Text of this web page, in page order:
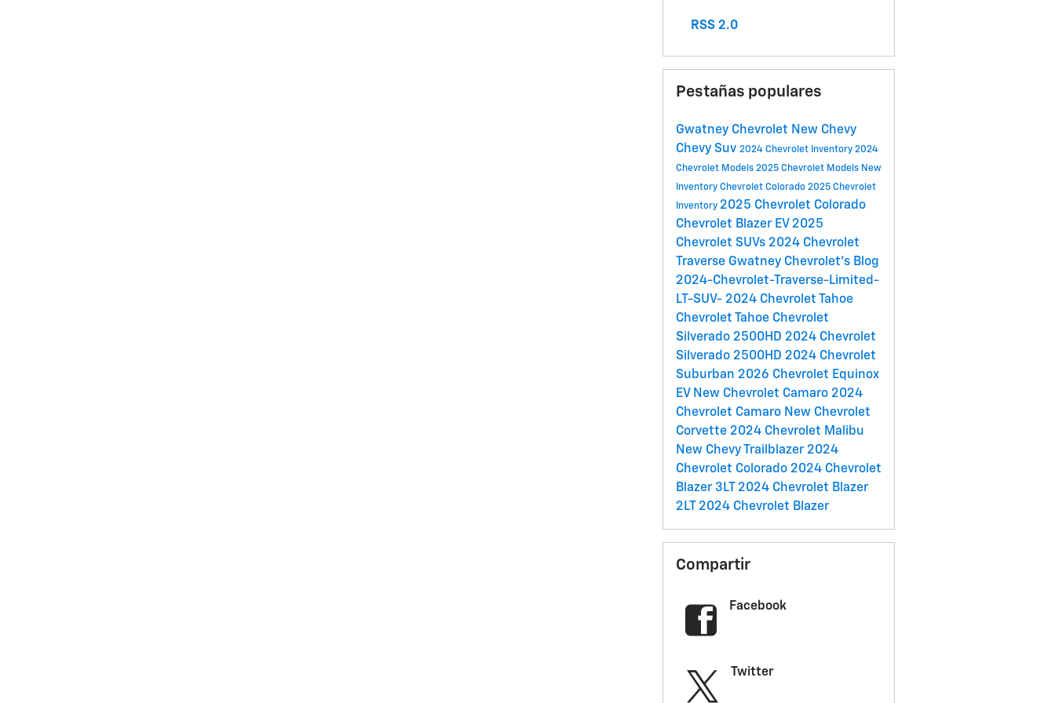
RSS 2.0
Pestañas populares
Gwatney Chevrolet New Chevy
Chevy Suv 2024 Chevrolet Inventory 2024
Chevrolet Models 2025 Chevrolet Models New
Inventory Chevrolet Colorado 2025 Chevrolet
Inventory 2025 Chevrolet Colorado
Chevrolet Blazer EV 2025
Chevrolet SUVs 2024 Chevrolet
Traverse Gwatney Chevrolet's Blog
2024-Chevrolet-Traverse-Limited-
LT-SUV- 2024 Chevrolet Tahoe
Chevrolet Tahoe Chevrolet
Silverado 2500HD 2024 Chevrolet
Silverado 2500HD 2024 Chevrolet
Suburban 2026 Chevrolet Equinox
EV New Chevrolet Camaro 2024
Chevrolet Camaro New Chevrolet
Corvette 2024 Chevrolet Malibu
New Chevy Trailblazer 2024
Chevrolet Colorado 2024 Chevrolet
Blazer 3LT 2024 Chevrolet Blazer
2LT 2024 Chevrolet Blazer
Compartir
Facebook
Twitter